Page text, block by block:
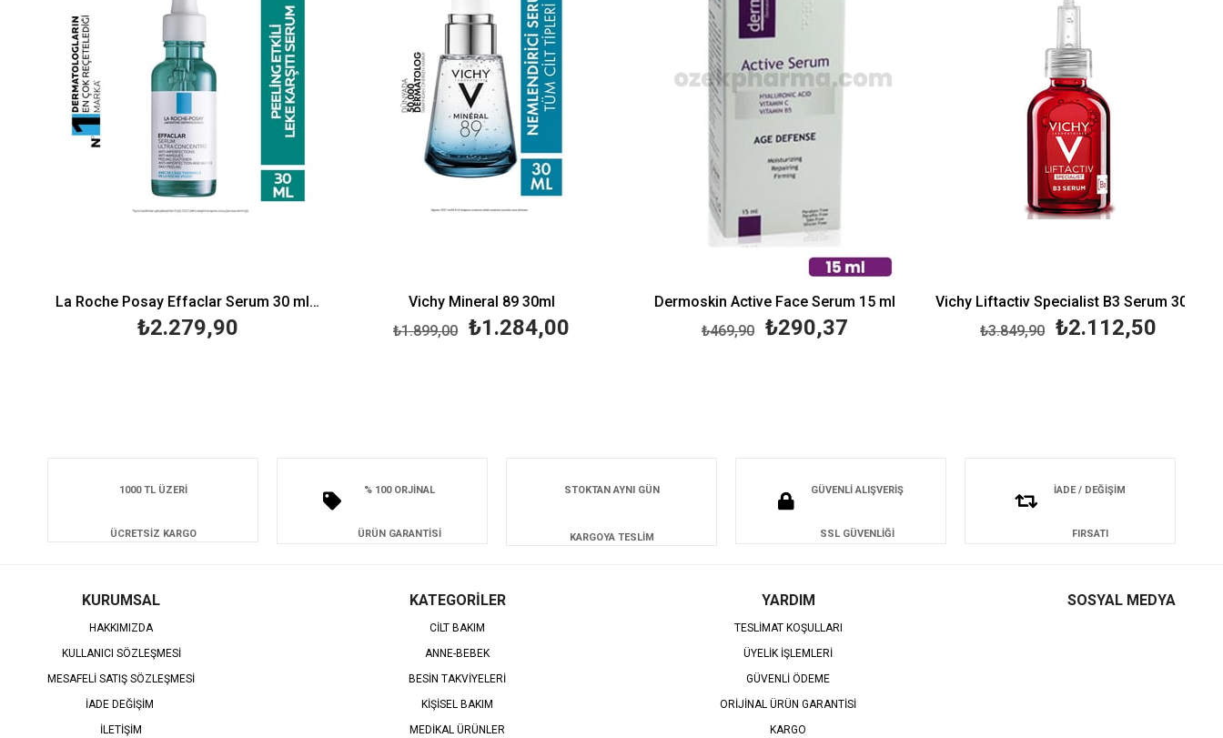
La Roche Posay Effaclar Serum 30 ml-Peeling Etkili
₺2.279,90
Vichy Mineral 89 30ml
₺1.284,00
₺1.899,00
Dermoskin Active Face Serum 15 ml
₺290,37
₺469,90
Vichy Liftactiv Specialist B3 Serum 30 ml
₺2.112,50
₺3.849,90
1000 TL ÜZERİ
ÜCRETSİZ KARGO
% 100 ORJİNAL
ÜRÜN GARANTİSİ
STOKTAN AYNI GÜN
KARGOYA TESLİM
GÜVENLİ ALIŞVERİŞ
SSL GÜVENLİĞİ
İADE / DEĞİŞİM
FIRSATI
KURUMSAL
HAKKIMIZDA
KULLANICI SÖZLEŞMESİ
MESAFELİ SATIŞ SÖZLEŞMESİ
İADE DEĞİŞİM
İLETİŞİM
KATEGORİLER
CİLT BAKIM
ANNE-BEBEK
BESİN TAKVİYELERİ
KİŞİSEL BAKIM
MEDİKAL ÜRÜNLER
YARDIM
TESLİMAT KOŞULLARI
ÜYELİK İŞLEMLERİ
GÜVENLİ ÖDEME
ORİJİNAL ÜRÜN GARANTİSİ
KARGO
SOSYAL MEDYA